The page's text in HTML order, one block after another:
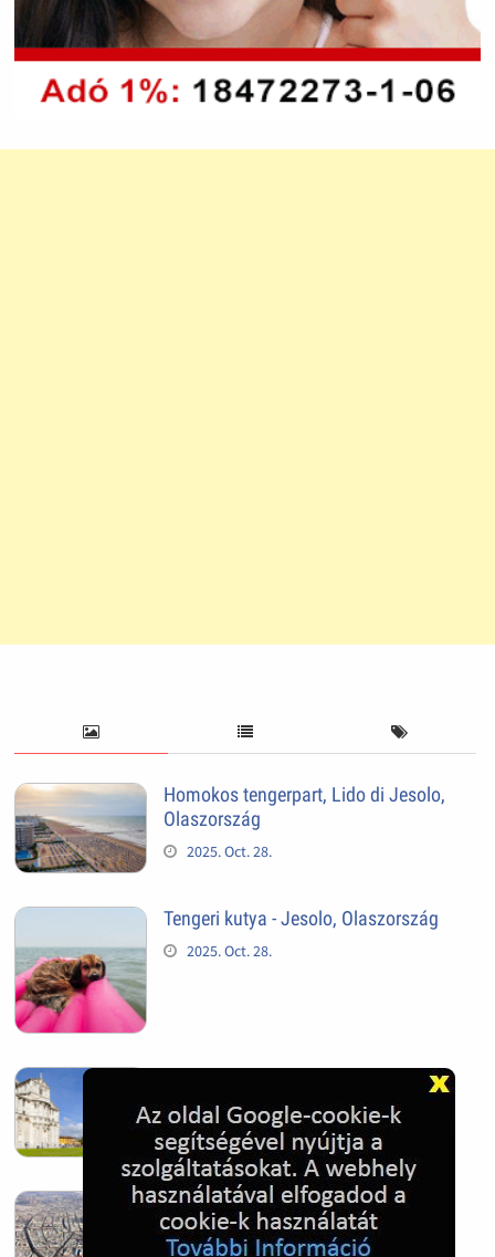
Homokos tengerpart, Lido di Jesolo,
Olaszország
2025. Oct. 28.
Tengeri kutya - Jesolo, Olaszország
2025. Oct. 28.
2025. Oct. 28.
Szeged
2025. Oct. 28.